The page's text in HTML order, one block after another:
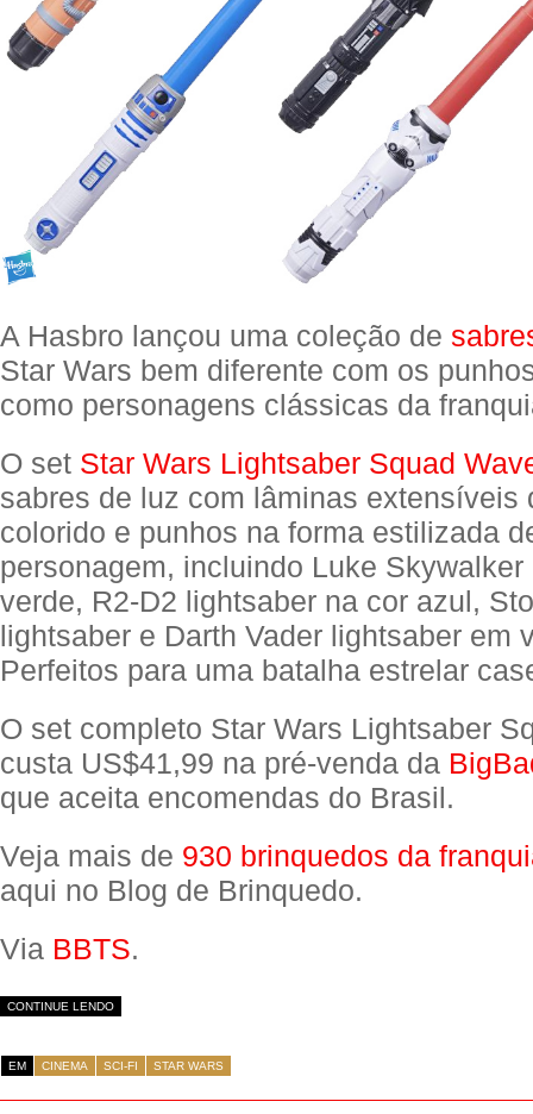
A Hasbro lançou uma coleção de
Star Wars bem diferente com os
como personagens clássicas da
O set Star Wars Lightsaber Squad
sabres de luz com lâminas extensíveis
colorido e punhos na forma estilizada
personagem, incluindo Luke Skywalker
verde, R2-D2 lightsaber na cor azul,
lightsaber e Darth Vader lightsaber em
Perfeitos para uma batalha estrelar
O set completo Star Wars Lightsaber
custa US$41,99 na pré-venda da
que aceita encomendas do Brasil.
Veja mais de 930 brinquedos da
aqui no Blog de Brinquedo.
Via BBTS.
CONTINUE LENDO
EM CINEMA SCI-FI STAR WARS